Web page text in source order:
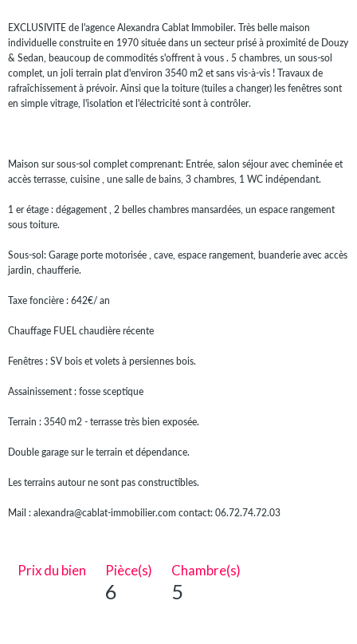
EXCLUSIVITE de l'agence Alexandra Cablat Immobiler. Très belle maison
individuelle construite en 1970 située dans un secteur prisé à proximité de Douzy
& Sedan, beaucoup de commodités s'offrent à vous . 5 chambres, un sous-sol
complet, un joli terrain plat d'environ 3540 m2 et sans vis-à-vis ! Travaux de
rafraîchissement à prévoir. Ainsi que la toiture (tuiles a changer) les fenêtres sont
en simple vitrage, l'isolation et l'électricité sont à contrôler.
Maison sur sous-sol complet comprenant: Entrée, salon séjour avec cheminée et
accès terrasse, cuisine , une salle de bains, 3 chambres, 1 WC indépendant.
1 er étage : dégagement , 2 belles chambres mansardées, un espace rangement
sous toiture.
Sous-sol: Garage porte motorisée , cave, espace rangement, buanderie avec accès
jardin, chaufferie.
Taxe foncière : 642€/ an
Chauffage FUEL chaudière récente
Fenêtres : SV bois et volets à persiennes bois.
Assainissement : fosse sceptique
Terrain : 3540 m2 - terrasse très bien exposée.
Double garage sur le terrain et dépendance.
Les terrains autour ne sont pas constructibles.
Mail : alexandra@cablat-immobilier.com contact: 06.72.74.72.03
Prix du bien Pièce(s)
6
Chambre(s)
5